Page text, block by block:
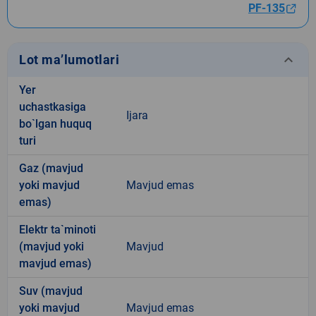
PF-135
Lot ma’lumotlari keyboard_arrow_down
Yer
uchastkasiga
bo`lgan huquq
turi
Ijara
Gaz (mavjud
yoki mavjud
emas)
Mavjud emas
Elektr ta`minoti
(mavjud yoki
mavjud emas)
Mavjud
Suv (mavjud
yoki mavjud
Mavjud emas